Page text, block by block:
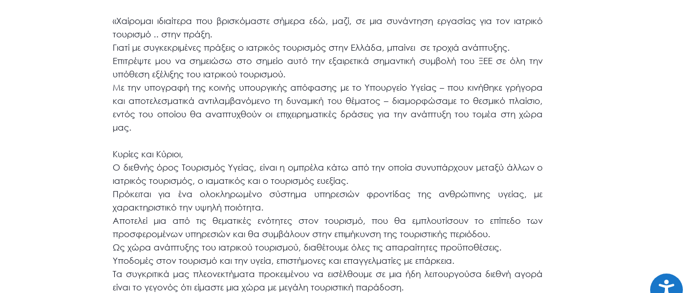
«Χαίρομαι ιδιαίτερα που βρισκόμαστε σήμερα εδώ, μαζί, σε μια συνάντηση εργασίας για τον ιατρικό
τουρισμό .. στην πράξη.
Γιατί με συγκεκριμένες πράξεις ο ιατρικός τουρισμός στην Ελλάδα, μπαίνει σε τροχιά ανάπτυξης.
Επιτρέψτε μου να σημειώσω στο σημείο αυτό την εξαιρετικά σημαντική συμβολή του ΞΕΕ σε όλη την
υπόθεση εξέλιξης του ιατρικού τουρισμού.
Με την υπογραφή της κοινής υπουργικής απόφασης με το Υπουργείο Υγείας – που κινήθηκε γρήγορα
και αποτελεσματικά αντιλαμβανόμενο τη δυναμική του θέματος – διαμορφώσαμε το θεσμικό πλαίσιο,
εντός του οποίου θα αναπτυχθούν οι επιχειρηματικές δράσεις για την ανάπτυξη του τομέα στη χώρα
μας.
Κυρίες και Κύριοι,
Ο διεθνής όρος Τουρισμός Υγείας, είναι η ομπρέλα κάτω από την οποία συνυπάρχουν μεταξύ άλλων ο
ιατρικός τουρισμός, ο ιαματικός και ο τουρισμός ευεξίας.
Πρόκειται για ένα ολοκληρωμένο σύστημα υπηρεσιών φροντίδας της ανθρώπινης υγείας, με
χαρακτηριστικό την υψηλή ποιότητα.
Αποτελεί μια από τις θεματικές ενότητες στον τουρισμό, που θα εμπλουτίσουν το επίπεδο των
προσφερομένων υπηρεσιών και θα συμβάλουν στην επιμήκυνση της τουριστικής περιόδου.
Ως χώρα ανάπτυξης του ιατρικού τουρισμού, διαθέτουμε όλες τις απαραίτητες προϋποθέσεις.
Υποδομές στον τουρισμό και την υγεία, επιστήμονες και επαγγελματίες με επάρκεια.
Τα συγκριτικά μας πλεονεκτήματα προκειμένου να εισέλθουμε σε μια ήδη λειτουργούσα διεθνή αγορά
είναι το γεγονός ότι είμαστε μια χώρα με μεγάλη τουριστική παράδοση.